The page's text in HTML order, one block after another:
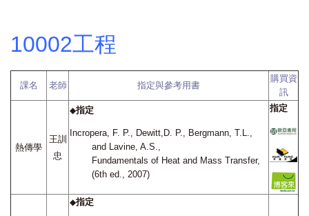
10002工程
課名 老師 指定與參考用書
購買資
訊
熱傳學
王訓
忠
◆指定
Incropera, F. P., Dewitt,D. P., Bergmann, T.L.,
and Lavine, A.S.,
Fundamentals of Heat and Mass Transfer,
(6th ed., 2007)
指定
◆指定